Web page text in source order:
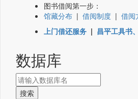
图书借阅第一步：
馆藏分布 | 借阅制度 | 借阅
上门借还服务 | 昌平工具书
数据库